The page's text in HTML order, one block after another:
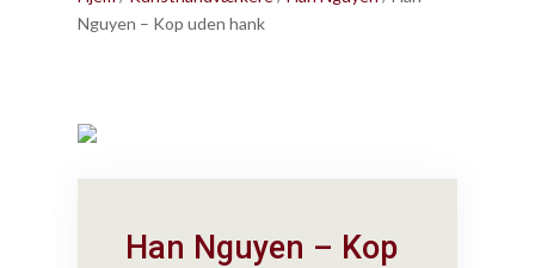
Nguyen – Kop uden hank
Han Nguyen – Kop